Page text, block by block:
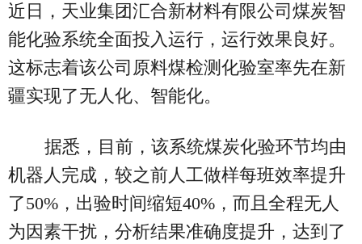
近日，天业集团汇合新材料有限公司煤炭智
能化验系统全面投入运行，运行效果良好。
这标志着该公司原料煤检测化验室率先在新
疆实现了无人化、智能化。
据悉，目前，该系统煤炭化验环节均由
机器人完成，较之前人工做样每班效率提升
了50%，出验时间缩短40%，而且全程无人
为因素干扰，分析结果准确度提升，达到了